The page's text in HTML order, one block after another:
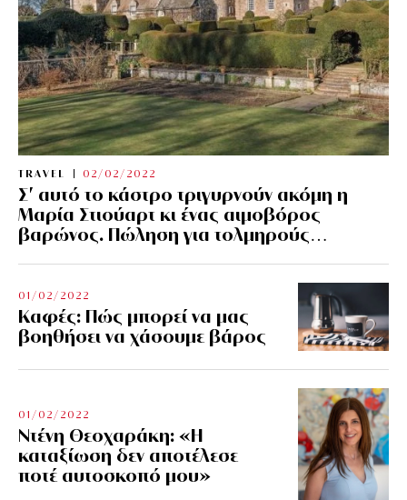
TRAVEL 02/02/2022
Σ’ αυτό το κάστρο τριγυρνούν ακόμη η
Μαρία Στιούαρτ κι ένας αιμοβόρος
βαρώνος. Πώληση για τολμηρούς…
01/02/2022
Kαφές: Πώς μπορεί να μας
βοηθήσει να χάσουμε βάρος
01/02/2022
Ντένη Θεοχαράκη: «Η
καταξίωση δεν αποτέλεσε
ποτέ αυτοσκοπό μου»